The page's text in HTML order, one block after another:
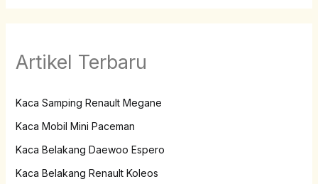
Artikel Terbaru
Kaca Samping Renault Megane
Kaca Mobil Mini Paceman
Kaca Belakang Daewoo Espero
Kaca Belakang Renault Koleos